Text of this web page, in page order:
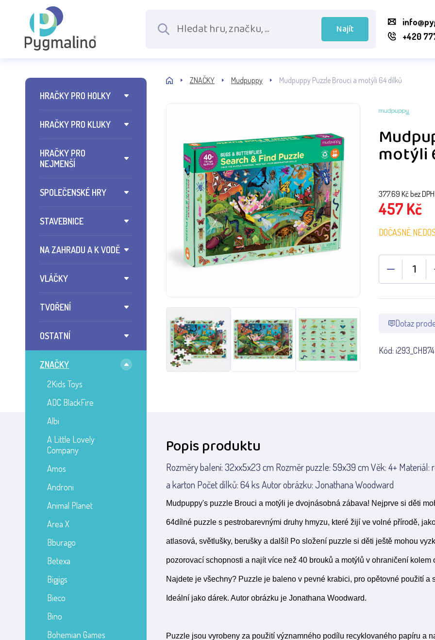
Najít
+420
HRAČKY PRO HOLKY
HRAČKY PRO KLUKY
HRAČKY PRO
NEJMENŠÍ
SPOLEČENSKÉ HRY
STAVEBNICE
NA ZAHRADU A K VODĚ
VLÁČKY
TVOŘENÍ
OSTATNÍ
ZNAČKY
2Kids Toys
ADC BlackFire
Albi
A Little Lovely
Company
Amos
Androni
Animal Planet
Area X
Bburago
Betexa
Bigjigs
Bieco
Bino
Bohemian Games
ZNAČKY Mudpuppy Mudpuppy Puzzle Brouci a motýli 64 dílků
motýli
377.69 Kč bez DPH
457 Kč
DOČASNĚ
Dotaz
Kód:
Popis produktu
Rozměry balení: 32xx5x23 cm Rozměr puzzle: 59x39 cm Věk: 4+ Materiál:
a karton Počet dílků: 64 ks Autor obrázku: Jonathana Woodward
Mudpuppy's puzzle Brouci a motýli je dvojnásobná zábava! Nejprve si děti
64dílné puzzle s pestrobarevnými druhy hmyzu, které žijí ve volné přírodě,
atlasová, světlušky, berušky a další! Po složení puzzle si děti ještě mohou
pozorovací schopnosti a najít více než 40 brouků a motýlů v ohraničení kolem
Najdete je všechny? Puzzle je baleno v pevné krabici, pro opětovné použití a
Ideální jako dárek. Autor obrázku je Jonathana Woodward.
Puzzle jsou vyrobeny za použití významného podílu recyklovaného papíru a